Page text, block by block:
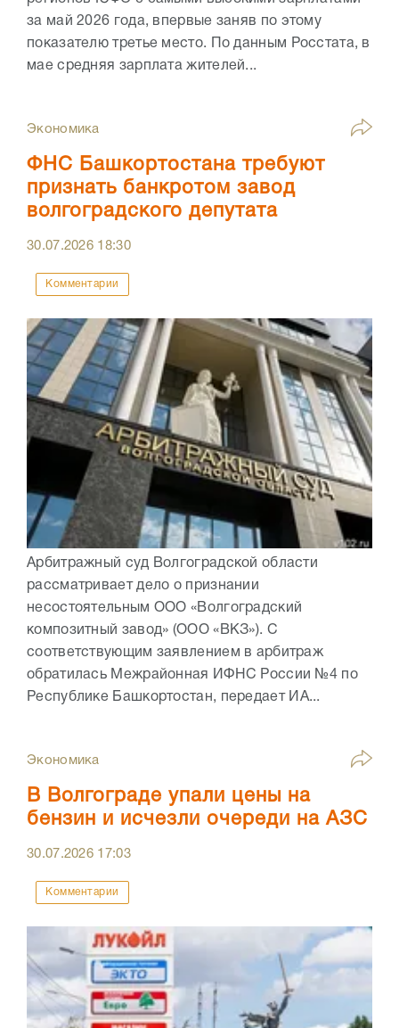
за май 2026 года, впервые заняв по этому
показателю третье место. По данным Росстата, в
мае средняя зарплата жителей...
Экономика
ФНС Башкортостана требуют
признать банкротом завод
волгоградского депутата
30.07.2026 18:30
Комментарии
Арбитражный суд Волгоградской области
рассматривает дело о признании
несостоятельным ООО «Волгоградский
композитный завод» (ООО «ВКЗ»). С
соответствующим заявлением в арбитраж
обратилась Межрайонная ИФНС России №4 по
Республике Башкортостан, передает ИА...
Экономика
В Волгограде упали цены на
бензин и исчезли очереди на АЗС
30.07.2026 17:03
Комментарии